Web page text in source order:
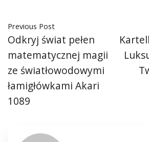
Previous Post
Odkryj świat pełen
matematycznej magii
ze światłowodowymi
łamigłówkami Akari
1089